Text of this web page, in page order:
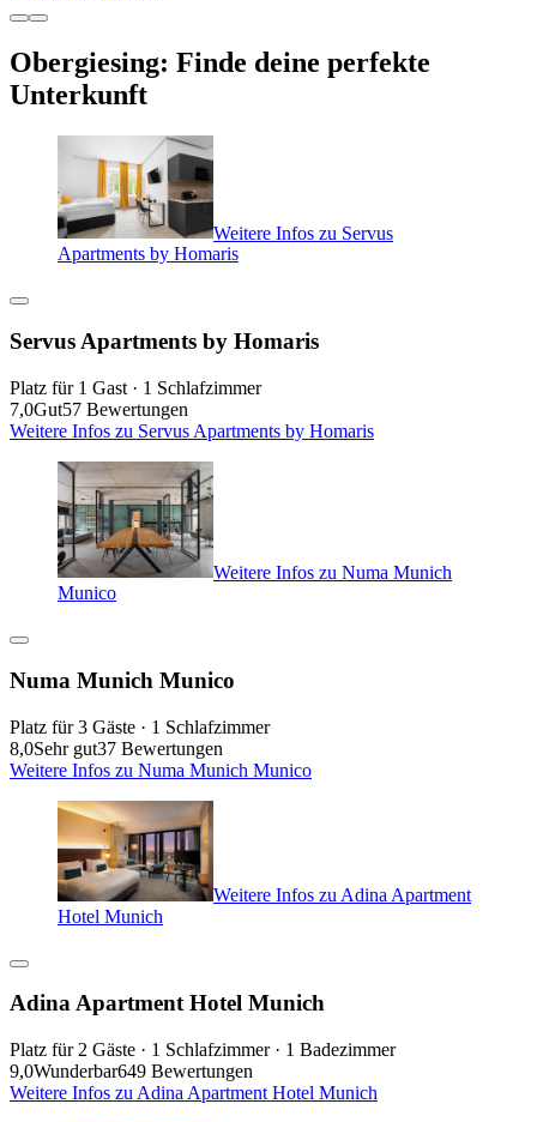
Obergiesing: Finde deine perfekte
Unterkunft
Weitere Infos zu Servus
Apartments by Homaris
Servus Apartments by Homaris
Platz für 1 Gast · 1 Schlafzimmer
7,0Gut57 Bewertungen
Weitere Infos zu Servus Apartments by Homaris
Weitere Infos zu Numa Munich
Munico
Numa Munich Munico
Platz für 3 Gäste · 1 Schlafzimmer
8,0Sehr gut37 Bewertungen
Weitere Infos zu Numa Munich Munico
Weitere Infos zu Adina Apartment
Hotel Munich
Adina Apartment Hotel Munich
Platz für 2 Gäste · 1 Schlafzimmer · 1 Badezimmer
9,0Wunderbar649 Bewertungen
Weitere Infos zu Adina Apartment Hotel Munich